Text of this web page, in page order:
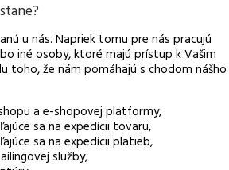
u nás. Napriek tomu pre nás pracujú
iné osoby, ktoré majú prístup k Vašim
toho, že nám pomáhajú s chodom nášho
a e-shopovej platformy,
sa na expedícii tovaru,
sa na expedícii platieb,
služby,